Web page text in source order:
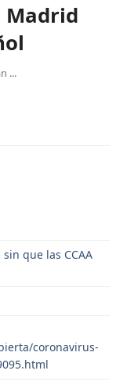
...
que las CCAA
coronavirus-